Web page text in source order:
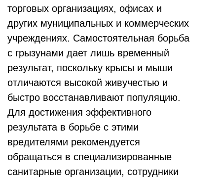
торговых организациях, офисах и
других муниципальных и коммерческих
учреждениях. Самостоятельная борьба
с грызунами дает лишь временный
результат, поскольку крысы и мыши
отличаются высокой живучестью и
быстро восстанавливают популяцию.
Для достижения эффективного
результата в борьбе с этими
вредителями рекомендуется
обращаться в специализированные
санитарные организации, сотрудники